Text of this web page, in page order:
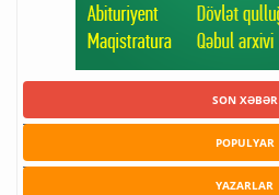
SON XƏBƏR
POPULYAR
YAZARLAR